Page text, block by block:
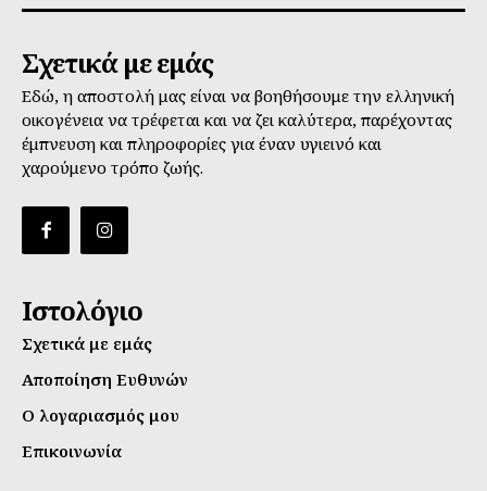
Σχετικά με εμάς
Εδώ, η αποστολή μας είναι να βοηθήσουμε την ελληνική
οικογένεια να τρέφεται και να ζει καλύτερα, παρέχοντας
έμπνευση και πληροφορίες για έναν υγιεινό και
χαρούμενο τρόπο ζωής.
Ιστολόγιο
Σχετικά με εμάς
Αποποίηση Ευθυνών
Ο λογαριασμός μου
Επικοινωνία